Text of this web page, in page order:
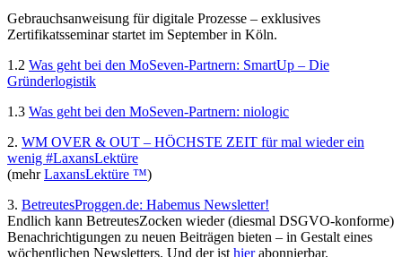
Gebrauchsanweisung für digitale Prozesse – exklusives
Zertifikatsseminar startet im September in Köln.
1.2 Was geht bei den MoSeven-Partnern: SmartUp – Die
Gründerlogistik
1.3 Was geht bei den MoSeven-Partnern: niologic
2. WM OVER & OUT – HÖCHSTE ZEIT für mal wieder ein
wenig #LaxansLektüre
(mehrLaxansLektüre ™)
3. BetreutesProggen.de: Habemus Newsletter!
Endlich kann BetreutesZocken wieder (diesmal DSGVO-konforme)
Benachrichtigungen zu neuen Beiträgen bieten – in Gestalt eines
wöchentlichen Newsletters. Und der ist hierabonnierbar.